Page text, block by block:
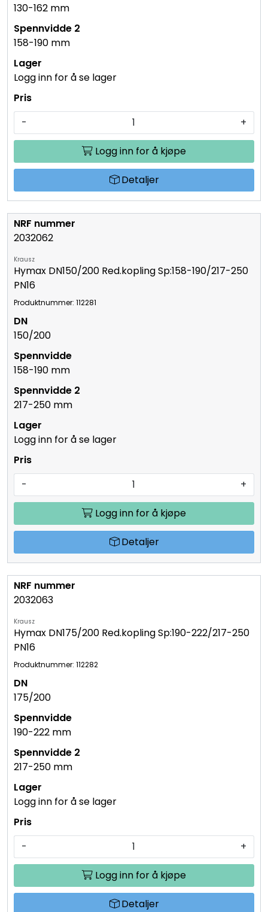
130-162 mm
158-190 mm
Logg inn for å se lager
- +
Logg inn for å kjøpe
Detaljer
2032062
Krausz
Hymax DN150/200 Red.kopling Sp:158-190/217-250
PN16
Produktnummer: 112281
150/200
158-190 mm
217-250 mm
Logg inn for å se lager
- +
Logg inn for å kjøpe
Detaljer
2032063
Krausz
Hymax DN175/200 Red.kopling Sp:190-222/217-250
PN16
Produktnummer: 112282
175/200
190-222 mm
217-250 mm
Logg inn for å se lager
- +
Logg inn for å kjøpe
Detaljer